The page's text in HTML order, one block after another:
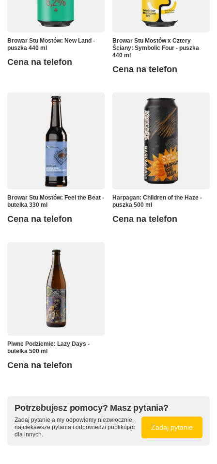
Browar Stu Mostów: New Land -
puszka 440 ml
Cena na telefon
Browar Stu Mostów x Cztery
Ściany: Symbolic Four - puszka
440 ml
Cena na telefon
Browar Stu Mostów: Feel the Beat -
butelka 330 ml
Cena na telefon
Harpagan: Children of the Haze -
puszka 500 ml
Cena na telefon
Piwne Podziemie: Lazy Days -
butelka 500 ml
Cena na telefon
Potrzebujesz pomocy? Masz pytania?
Zadaj pytanie a my odpowiemy niezwłocznie,
najciekawsze pytania i odpowiedzi publikując
dla innych.
Zadaj pytanie